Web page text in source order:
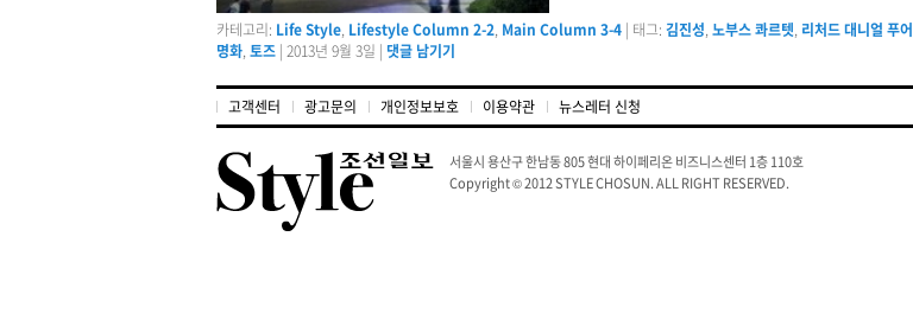
카테고리: Life Style, Lifestyle Column 2-2, Main Column 3-4 | 태그: 김진성,노부스 콰르텟, 리처드 대니얼 푸어
명화,토즈 | 2013년 9월 3일 | 댓글 남기기
고객센터 광고문의 개인정보보호 이용약관 뉴스레터 신청
서울시 용산구 한남동 805 현대 하이페리온 비즈니스센터 1층 110호
Copyright © 2012 STYLE CHOSUN. ALL RIGHT RESERVED.